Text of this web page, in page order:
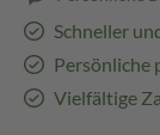
Schneller
Persönliche
Vielfältige